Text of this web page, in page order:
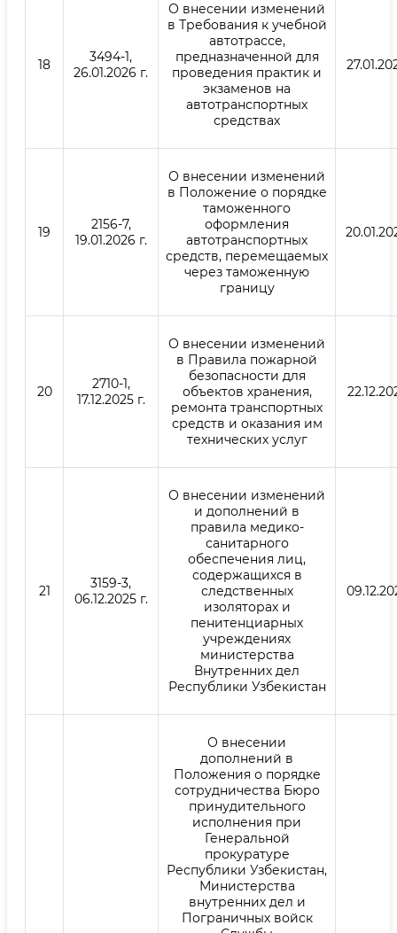
18
3494-1,
26.01.2026 г.
О внесении изменений
в Требования к учебной
автотрассе,
предназначенной для
проведения практик и
экзаменов на
автотранспортных
средствах
19
2156-7,
19.01.2026 г.
О внесении изменений
в Положение о порядке
таможенного
оформления
автотранспортных
средств, перемещаемых
через таможенную
границу
20
2710-1,
17.12.2025 г.
О внесении изменений
в Правила пожарной
безопасности для
объектов хранения,
ремонта транспортных
средств и оказания им
технических услуг
21
3159-3,
06.12.2025 г.
О внесении изменений
и дополнений в
правила медико-
санитарного
обеспечения лиц,
содержащихся в
следственных
изоляторах и
пенитенциарных
учреждениях
министерства
Внутренних дел
Республики Узбекистан
О внесении
дополнений в
Положения о порядке
сотрудничества Бюро
принудительного
исполнения при
Генеральной
прокуратуре
Республики Узбекистан,
Министерства
внутренних дел и
Пограничных войск